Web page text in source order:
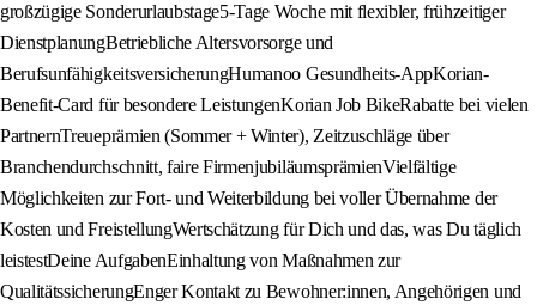
großzügige Sonderurlaubstage5-Tage Woche mit flexibler, frühzeitiger
DienstplanungBetriebliche Altersvorsorge und
BerufsunfähigkeitsversicherungHumanoo Gesundheits-AppKorian-
Benefit-Card für besondere LeistungenKorian Job BikeRabatte bei vielen
PartnernTreueprämien (Sommer + Winter), Zeitzuschläge über
Branchendurchschnitt, faire FirmenjubiläumsprämienVielfältige
Möglichkeiten zur Fort- und Weiterbildung bei voller Übernahme der
Kosten und FreistellungWertschätzung für Dich und das, was Du täglich
leistestDeine AufgabenEinhaltung von Maßnahmen zur
QualitätssicherungEnger Kontakt zu Bewohner:innen, Angehörigen und